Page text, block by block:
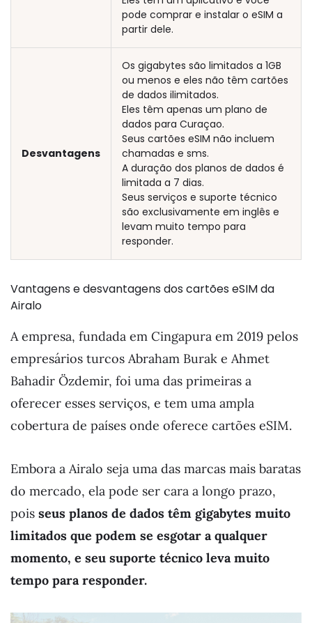
pode comprar e instalar o eSIM a
partir dele.
Desvantagens
Os gigabytes são limitados a 1GB
ou menos e eles não têm cartões
de dados ilimitados.
Eles têm apenas um plano de
dados para Curaçao.
Seus cartões eSIM não incluem
chamadas e sms.
A duração dos planos de dados é
limitada a 7 dias.
Seus serviços e suporte técnico
são exclusivamente em inglês e
levam muito tempo para
responder.
Vantagens e desvantagens dos cartões eSIM da
Airalo
A empresa, fundada em Cingapura em 2019 pelos
empresários turcos Abraham Burak e Ahmet
Bahadir Özdemir, foi uma das primeiras a
oferecer esses serviços, e tem uma ampla
cobertura de países onde oferece cartões eSIM.
Embora a Airalo seja uma das marcas mais baratas
do mercado, ela pode ser cara a longo prazo,
pois seus planos de dados têm gigabytes muito
limitados que podem se esgotar a qualquer
momento, e seu suporte técnico leva muito
tempo para responder.